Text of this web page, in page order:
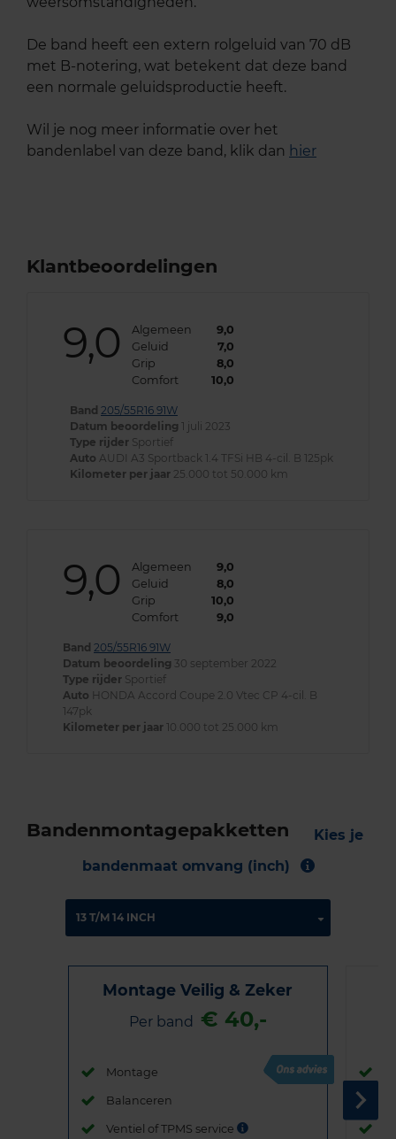
De band heeft een extern rolgeluid van 70 dB
met B-notering, wat betekent dat deze band
een normale geluidsproductie heeft.
Wil je nog meer informatie over het
bandenlabel van deze band, klik dan hier
Klantbeoordelingen
9,0 Algemeen
9,0
Geluid
7,0
Grip
8,0
Comfort
10,0
Band 205/55R16 91W
Datum beoordeling 1 juli 2023
Type rijder Sportief
Auto AUDI A3 Sportback 1.4 TFSi HB 4-cil. B 125pk
Kilometer per jaar 25.000 tot 50.000 km
9,0 Algemeen
9,0
Geluid
8,0
Grip
10,0
Comfort
9,0
Band 205/55R16 91W
Datum beoordeling 30 september 2022
Type rijder Sportief
Auto HONDA Accord Coupe 2.0 Vtec CP 4-cil. B
147pk
Kilometer per jaar 10.000 tot 25.000 km
Bandenmontagepakketten
Kies je
bandenmaat omvang (inch)
Montage Veilig & Zeker
Per band € 40,-
Montage
Balanceren
Ventiel of TPMS service